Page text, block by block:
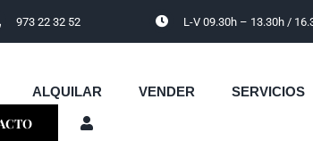
973 22 32 52 L-V 09.30h – 13.30h /
ALQUILAR VENDER SERVICIOS